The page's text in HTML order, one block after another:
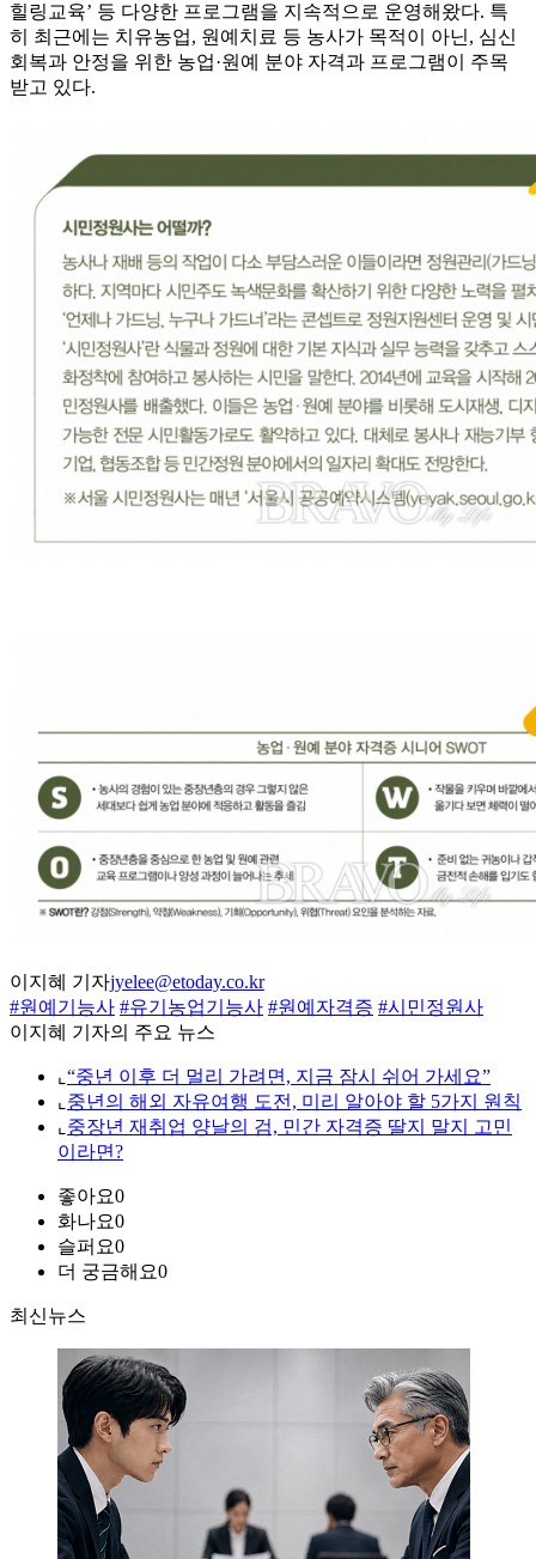
힐링교육’ 등 다양한 프로그램을 지속적으로 운영해왔다. 특
히 최근에는 치유농업, 원예치료 등 농사가 목적이 아닌, 심신
회복과 안정을 위한 농업·원예 분야 자격과 프로그램이 주목
받고 있다.
이지혜 기자jyelee@etoday.co.kr
#원예기능사 #유기농업기능사 #원예자격증 #시민정원사
이지혜 기자의 주요 뉴스
⌞ “중년 이후 더 멀리 가려면, 지금 잠시 쉬어 가세요”
⌞ 중년의 해외 자유여행 도전, 미리 알아야 할 5가지 원칙
⌞ 중장년 재취업 양날의 검, 민간 자격증 딸지 말지 고민
이라면?
좋아요0
화나요0
슬퍼요0
더 궁금해요0
최신뉴스